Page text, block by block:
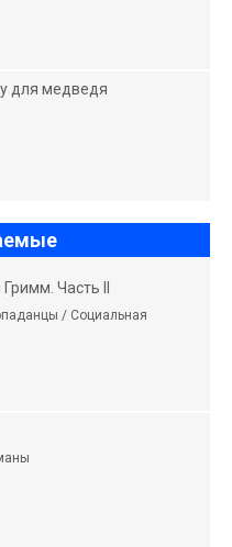
для медведя
Часть II
/ Социальная